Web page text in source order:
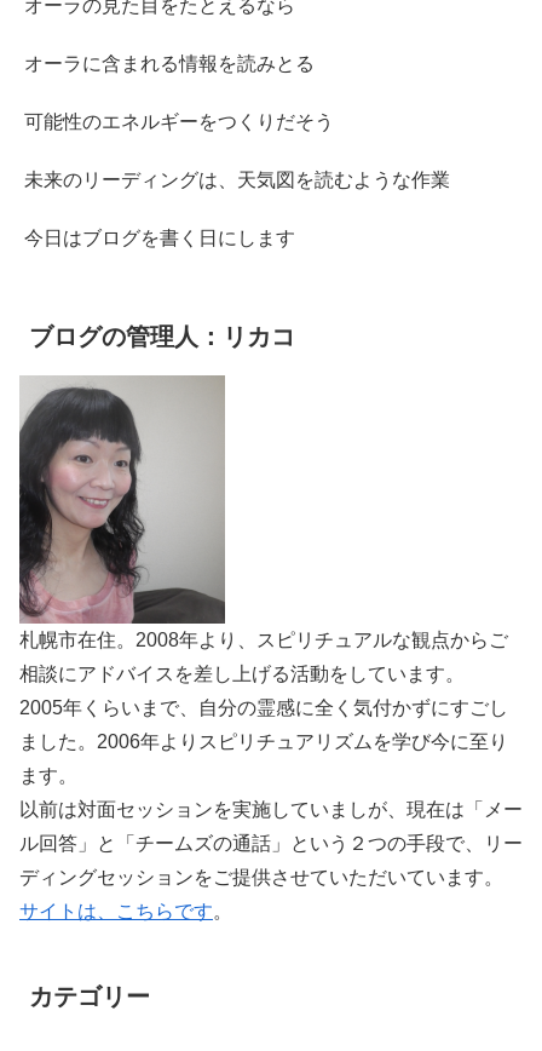
オーラの見た目をたとえるなら
オーラに含まれる情報を読みとる
可能性のエネルギーをつくりだそう
未来のリーディングは、天気図を読むような作業
今日はブログを書く日にします
ブログの管理人：リカコ
札幌市在住。2008年より、スピリチュアルな観点からご
相談にアドバイスを差し上げる活動をしています。
2005年くらいまで、自分の霊感に全く気付かずにすごし
ました。2006年よりスピリチュアリズムを学び今に至り
ます。
以前は対面セッションを実施していましが、現在は「メー
ル回答」と「チームズの通話」という２つの手段で、リー
ディングセッションをご提供させていただいています。
サイトは、こちらです。
カテゴリー